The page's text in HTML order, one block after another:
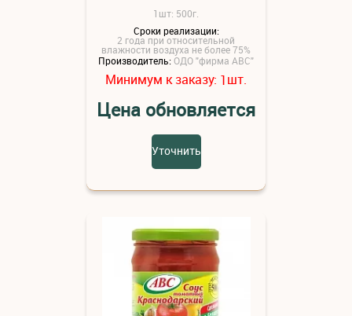
1шт: 500г.
Сроки реализации:
2 года при относительной
влажности воздуха не более 75%
Производитель:ОДО "фирма АВС"
Минимум к заказу: 1шт.
Цена обновляется
Уточнить